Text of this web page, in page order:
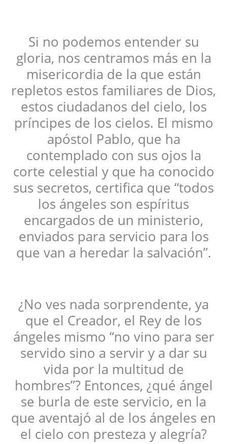
Si no podemos entender su
gloria, nos centramos más en la
misericordia de la que están
repletos estos familiares de Dios,
estos ciudadanos del cielo, los
príncipes de los cielos. El mismo
apóstol Pablo, que ha
contemplado con sus ojos la
corte celestial y que ha conocido
sus secretos, certifica que “todos
los ángeles son espíritus
encargados de un ministerio,
enviados para servicio para los
que van a heredar la salvación”.
¿No ves nada sorprendente, ya
que el Creador, el Rey de los
ángeles mismo “no vino para ser
servido sino a servir y a dar su
vida por la multitud de
hombres”? Entonces, ¿qué ángel
se burla de este servicio, en la
que aventajó al de los ángeles en
el cielo con presteza y alegría?